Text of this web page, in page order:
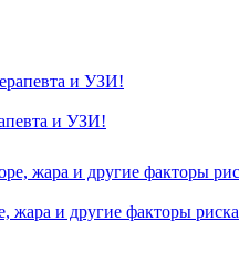
и УЗИ!
жара и другие факторы риска